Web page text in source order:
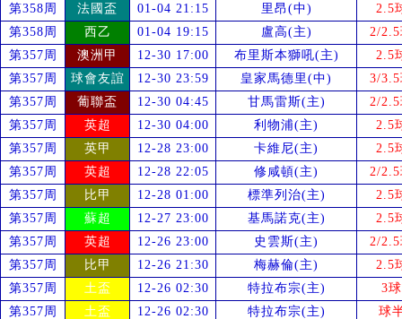
第358周
法國盃 01-04 21:15 里昂(中)
2.5
第358周
西乙 01-04 19:15 盧高(主)
2/
第357周
澳洲甲 12-30 17:00 布里斯本獅吼(主)
2.5
第357周
球會友誼 12-30 23:59 皇家馬德里(中)
3/
第357周
葡聯盃 12-30 04:45 甘馬雷斯(主)
2/
第357周
英超 12-30 04:00 利物浦(主)
2.5
第357周
英甲 12-28 23:00 卡維尼(主)
2.5
第357周
英超 12-28 22:05 修咸頓(主)
2/
第357周
比甲 12-28 01:00 標準列治(主)
2.5
第357周
蘇超 12-27 23:00 基馬諾克(主)
2.5
第357周
英超 12-26 23:00 史雲斯(主)
2/
第357周
比甲 12-26 21:30 梅赫倫(主)
2.5
第357周
土盃 12-26 02:30 特拉布宗(主)
3球
第357周
土盃 12-26 02:30 特拉布宗(主)
球